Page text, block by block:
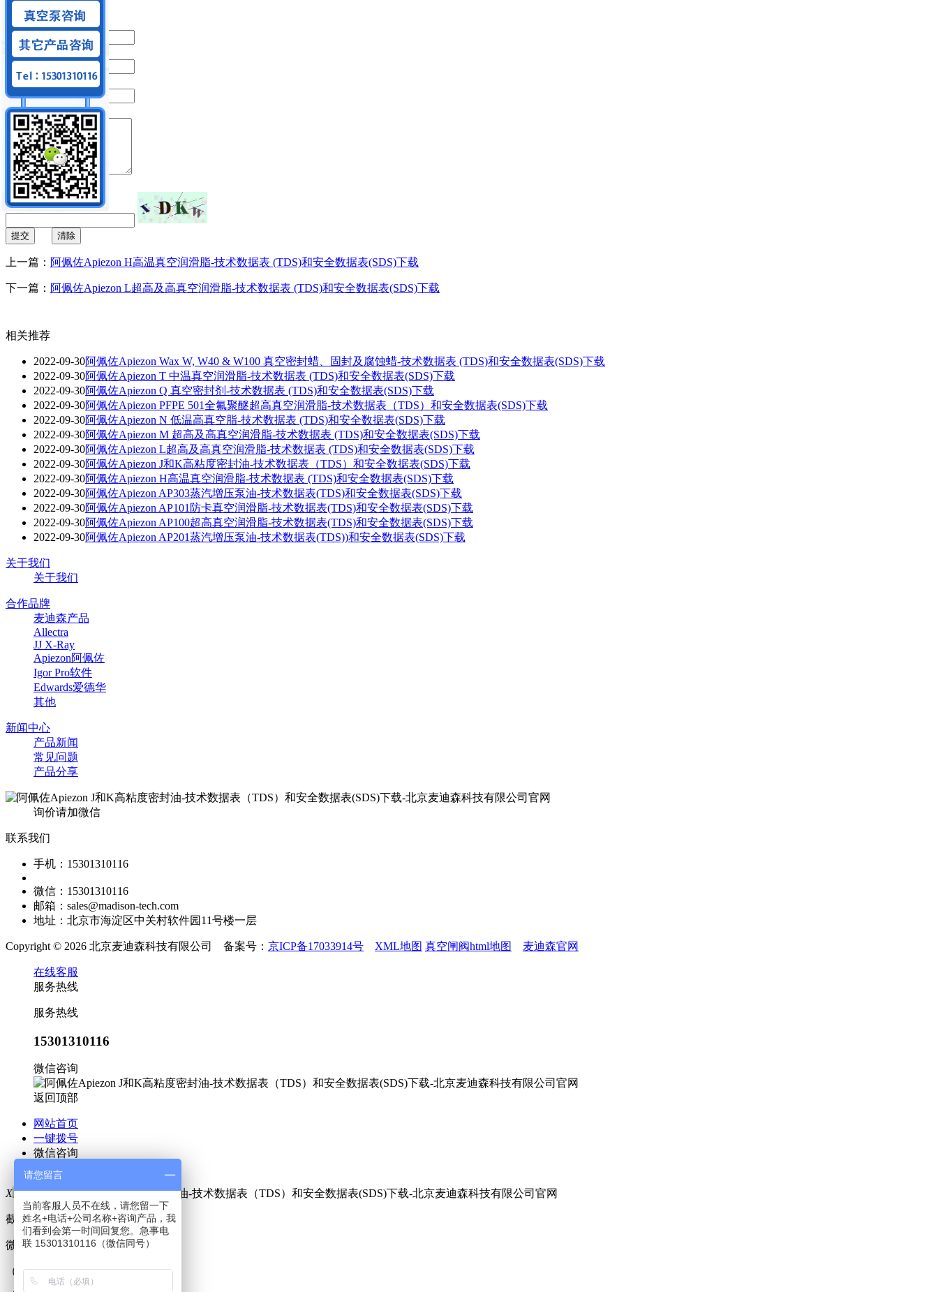
留言内容：
你的姓名：
手机号码：
电子邮箱：
*留言内容：
验证码：
提交 清除
上一篇： 阿佩佐Apiezon H高温真空润滑脂-技术数据表 (TDS)和安全数据表(SDS)下载
下一篇： 阿佩佐Apiezon L超高及高真空润滑脂-技术数据表 (TDS)和安全数据表(SDS)下载
相关推荐
2022-09-30阿佩佐Apiezon Wax W, W40 & W100 真空密封蜡、固封及腐蚀蜡-技术数据表 (TDS)和安全数据表(SDS)下载
2022-09-30阿佩佐Apiezon T 中温真空润滑脂-技术数据表 (TDS)和安全数据表(SDS)下载
2022-09-30阿佩佐Apiezon Q 真空密封剂-技术数据表 (TDS)和安全数据表(SDS)下载
2022-09-30阿佩佐Apiezon PFPE 501全氟聚醚超高真空润滑脂-技术数据表（TDS）和安全数据表(SDS)下载
2022-09-30阿佩佐Apiezon N 低温高真空脂-技术数据表 (TDS)和安全数据表(SDS)下载
2022-09-30阿佩佐Apiezon M 超高及高真空润滑脂-技术数据表 (TDS)和安全数据表(SDS)下载
2022-09-30阿佩佐Apiezon L超高及高真空润滑脂-技术数据表 (TDS)和安全数据表(SDS)下载
2022-09-30阿佩佐Apiezon J和K高粘度密封油-技术数据表（TDS）和安全数据表(SDS)下载
2022-09-30阿佩佐Apiezon H高温真空润滑脂-技术数据表 (TDS)和安全数据表(SDS)下载
2022-09-30阿佩佐Apiezon AP303蒸汽增压泵油-技术数据表(TDS)和安全数据表(SDS)下载
2022-09-30阿佩佐Apiezon AP101防卡真空润滑脂-技术数据表(TDS)和安全数据表(SDS)下载
2022-09-30阿佩佐Apiezon AP100超高真空润滑脂-技术数据表(TDS)和安全数据表(SDS)下载
2022-09-30阿佩佐Apiezon AP201蒸汽增压泵油-技术数据表(TDS))和安全数据表(SDS)下载
关于我们
关于我们
合作品牌
麦迪森产品
Allectra
JJ X-Ray
Apiezon阿佩佐
Igor Pro软件
Edwards爱德华
其他
新闻中心
产品新闻
常见问题
产品分享
询价请加微信
联系我们
手机：15301310116
微信：15301310116
邮箱：sales@madison-tech.com
地址：北京市海淀区中关村软件园11号楼一层
Copyright © 2026 北京麦迪森科技有限公司 备案号： 京ICP备17033914号 XML地图 真空闸阀html地图 麦迪森官网
在线客服
服务热线
服务热线
15301310116
微信咨询
返回顶部
网站首页
一键拨号
微信咨询
联系我们
X
截屏，微信识别二维码
微信号：15301310116
（点击微信号复制，添加好友）
请您留言
当前客服人员不在线，请您留一下
姓名+电话+公司名称+咨询产品，我
们看到会第一时间回复您。急事电
联 15301310116（微信同号）